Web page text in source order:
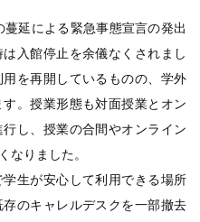
延による緊急事態宣言の発出
入館停止を余儀なくされまし
を再開しているものの、学外
。授業形態も対面授業とオン
し、授業の合間やオンライン
なりました。
生が安心して利用できる場所
のキャレルデスクを一部撤去